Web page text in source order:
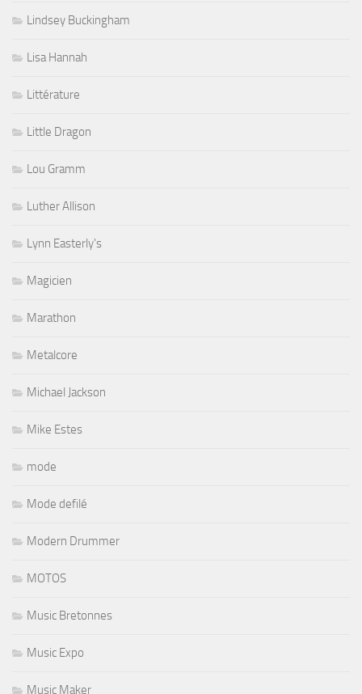
Lindsey Buckingham
Lisa Hannah
Littérature
Little Dragon
Lou Gramm
Luther Allison
Lynn Easterly's
Magicien
Marathon
Metalcore
Michael Jackson
Mike Estes
mode
Mode defilé
Modern Drummer
MOTOS
Music Bretonnes
Music Expo
Music Maker